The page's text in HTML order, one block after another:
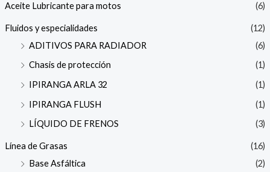
Aceite Lubricante para motos (6)
Fluidos y especialidades
(12)
ADITIVOS PARA RADIADOR
(6)
Chasis de protección
(1)
IPIRANGA ARLA 32
(1)
IPIRANGA FLUSH
(1)
LÍQUIDO DE FRENOS
(3)
Línea de Grasas
(16)
Base Asfáltica
(2)